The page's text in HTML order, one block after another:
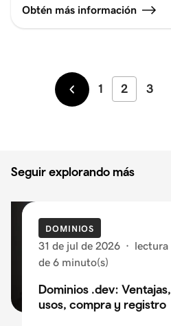
Obtén más información
Más
1 2 3
Seguir explorando más
DOMINIOS
31 de jul de 2026 · lectura
de 6 minuto(s)
Dominios .dev: Ventajas,
usos, compra y registro